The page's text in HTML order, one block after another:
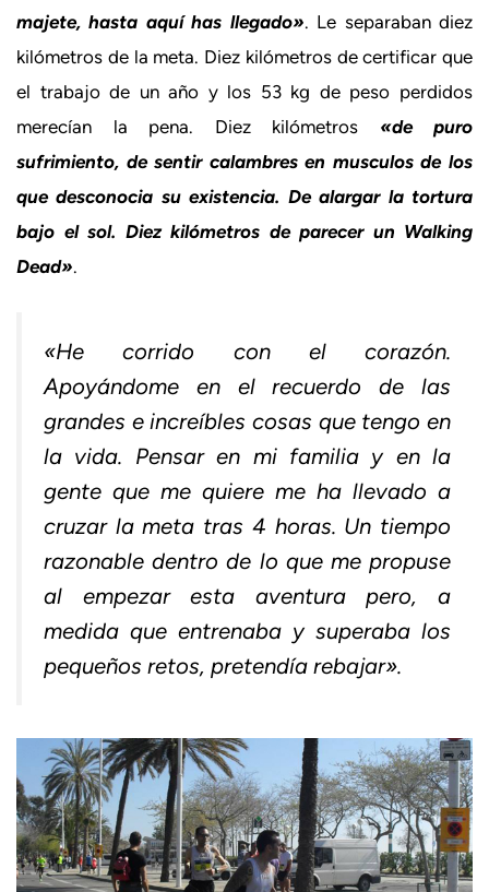
majete, hasta aquí has llegado». Le separaban diez
kilómetros de la meta. Diez kilómetros de certificar que
el trabajo de un año y los 53 kg de peso perdidos
merecían la pena. Diez kilómetros «de puro
sufrimiento, de sentir calambres en musculos de los
que desconocia su existencia. De alargar la tortura
bajo el sol. Diez kilómetros de parecer un Walking
Dead».
«He corrido con el corazón.
Apoyándome en el recuerdo de las
grandes e increíbles cosas que tengo en
la vida. Pensar en mi familia y en la
gente que me quiere me ha llevado a
cruzar la meta tras 4 horas. Un tiempo
razonable dentro de lo que me propuse
al empezar esta aventura pero, a
medida que entrenaba y superaba los
pequeños retos, pretendía rebajar».